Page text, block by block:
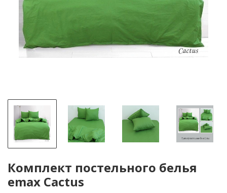
Комплект постельного белья
emax Cactus